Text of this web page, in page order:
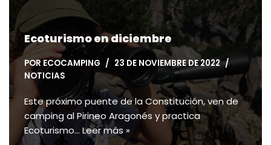
Ecoturismo en diciembre
PORECOCAMPING
23 DE NOVIEMBRE DE 2022
NOTICIAS
Este próximo puente de la Constitución, ven de
camping al Pirineo Aragonés y practica
Ecoturismo… Leer más »